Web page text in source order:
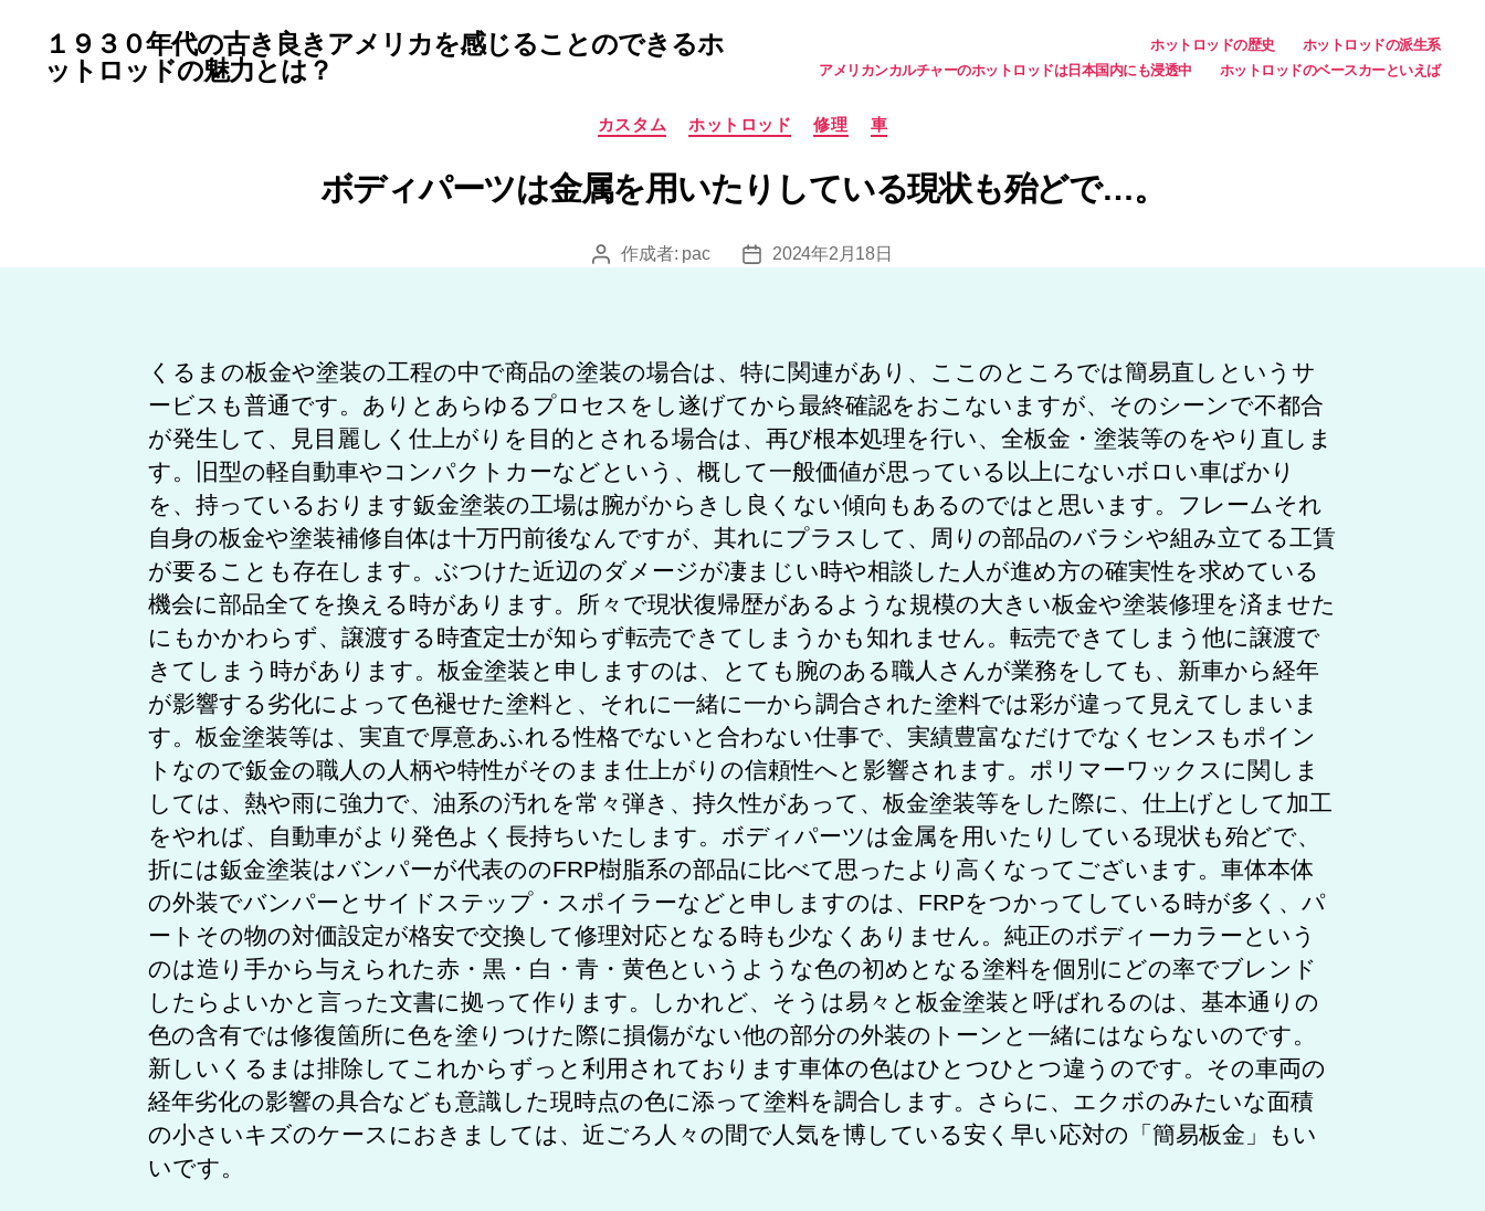
１９３０年代の古き良きアメリカを感じることのできるホ
ットロッドの魅力とは？
ホットロッドの歴史
ホットロッドの派生系
アメリカンカルチャーのホットロッドは日本国内にも浸透中
ホットロッドのベースカーといえば
カ
テ
リ
ー
カスタム ホットロッド 修理 車
ボディパーツは金属を用いたりしている現状も殆どで…。
投
作成者: pac
投
2024年2月18日
くるまの板金や塗装の工程の中で商品の塗装の場合は、特に関連があり、ここのところでは簡易直しというサ
ービスも普通です。ありとあらゆるプロセスをし遂げてから最終確認をおこないますが、そのシーンで不都合
が発生して、見目麗しく仕上がりを目的とされる場合は、再び根本処理を行い、全板金・塗装等のをやり直しま
す。旧型の軽自動車やコンパクトカーなどという、概して一般価値が思っている以上にないボロい車ばかり
を、持っているおります鈑金塗装の工場は腕がからきし良くない傾向もあるのではと思います。フレームそれ
自身の板金や塗装補修自体は十万円前後なんですが、其れにプラスして、周りの部品のバラシや組み立てる工賃
が要ることも存在します。ぶつけた近辺のダメージが凄まじい時や相談した人が進め方の確実性を求めている
機会に部品全てを換える時があります。所々で現状復帰歴があるような規模の大きい板金や塗装修理を済ませた
にもかかわらず、譲渡する時査定士が知らず転売できてしまうかも知れません。転売できてしまう他に譲渡で
きてしまう時があります。板金塗装と申しますのは、とても腕のある職人さんが業務をしても、新車から経年
が影響する劣化によって色褪せた塗料と、それに一緒に一から調合された塗料では彩が違って見えてしまいま
す。板金塗装等は、実直で厚意あふれる性格でないと合わない仕事で、実績豊富なだけでなくセンスもポイン
トなので鈑金の職人の人柄や特性がそのまま仕上がりの信頼性へと影響されます。ポリマーワックスに関しま
しては、熱や雨に強力で、油系の汚れを常々弾き、持久性があって、板金塗装等をした際に、仕上げとして加工
をやれば、自動車がより発色よく長持ちいたします。ボディパーツは金属を用いたりしている現状も殆どで、
折には鈑金塗装はバンパーが代表ののFRP樹脂系の部品に比べて思ったより高くなってございます。車体本体
の外装でバンパーとサイドステップ・スポイラーなどと申しますのは、FRPをつかってしている時が多く、パ
ートその物の対価設定が格安で交換して修理対応となる時も少なくありません。純正のボディーカラーという
のは造り手から与えられた赤・黒・白・青・黄色というような色の初めとなる塗料を個別にどの率でブレンド
したらよいかと言った文書に拠って作ります。しかれど、そうは易々と板金塗装と呼ばれるのは、基本通りの
色の含有では修復箇所に色を塗りつけた際に損傷がない他の部分の外装のトーンと一緒にはならないのです。
新しいくるまは排除してこれからずっと利用されております車体の色はひとつひとつ違うのです。その車両の
経年劣化の影響の具合なども意識した現時点の色に添って塗料を調合します。さらに、エクボのみたいな面積
の小さいキズのケースにおきましては、近ごろ人々の間で人気を博している安く早い応対の「簡易板金」もい
いです。